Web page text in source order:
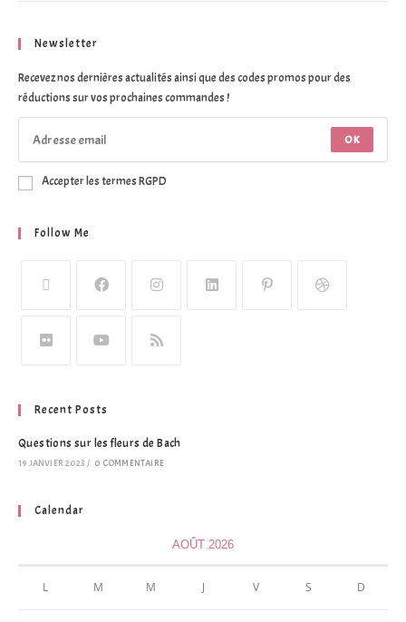
Newsletter
Recevez nos dernières actualités ainsi que des codes promos pour des
réductions sur vos prochaines commandes !
OK
Accepter les termes RGPD
Follow Me
Recent Posts
Questions sur les fleurs de Bach
19 JANVIER 2023 / 0 COMMENTAIRE
Calendar
AOÛT 2026
L M M J V S D